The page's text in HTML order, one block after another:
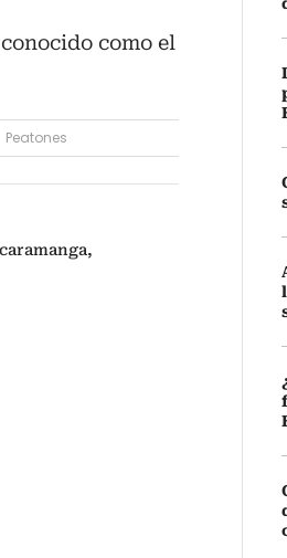
como el
Peatones